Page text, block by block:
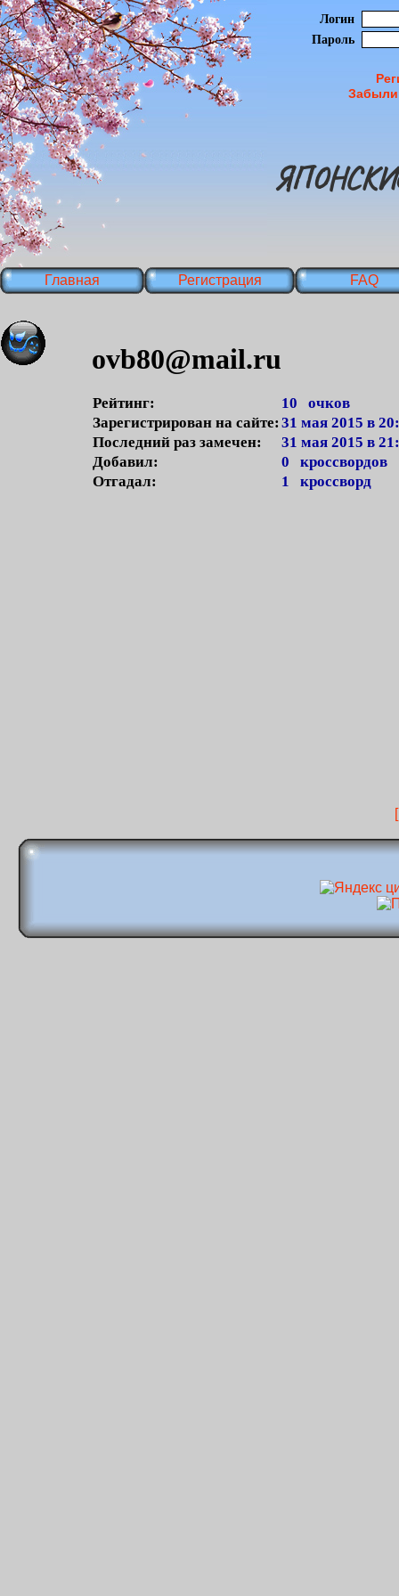
Логин
Пароль
Главная Регистрация FAQ
ovb80@mail.ru
Рейтинг:
10 очков
Зарегистрирован на сайте: 31 мая 2015 в
Последний раз замечен:
31 мая 2015 в
Добавил:
0 кроссвордов
Отгадал:
1 кроссворд